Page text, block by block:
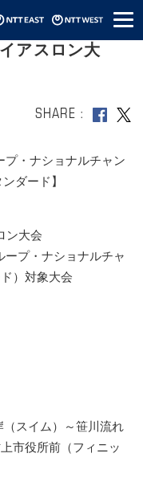
メ
ニ
ンダード】2024
アスロン大
SHARE
・ナショナルチャン
ダード】
ン大会
プ・ナショナルチャ
）対象大会
スイム）～笹川流れ
市役所前（フィニッ